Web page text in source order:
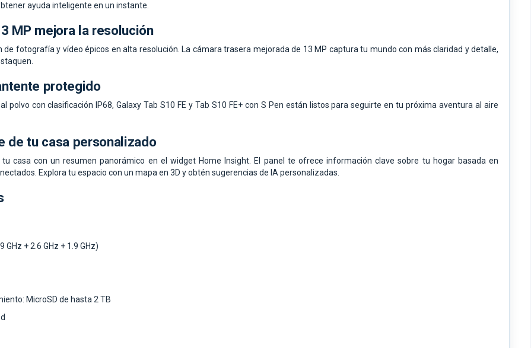
ayuda inteligente en un instante.
MP mejora la resolución
de fotografía y vídeo épicos en alta resolución. La cámara trasera mejorada de 13 MP captura tu mundo con más claridad y detalle,
protegido
polvo con clasificación IP68, Galaxy Tab S10 FE y Tab S10 FE+ con S Pen están listos para seguirte en tu próxima aventura al aire
de tu casa personalizado
casa con un resumen panorámico en el widget Home Insight. El panel te ofrece información clave sobre tu hogar basada en
Explora tu espacio con un mapa en 3D y obtén sugerencias de IA personalizadas.
+ 2.6 GHz + 1.9 GHz)
MicroSD de hasta 2 TB